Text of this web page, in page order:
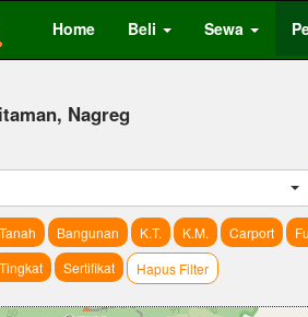
Home Beli Sewa
Nagreg
Bangunan K.T. K.M. Carport
Tingkat Sertifikat Hapus Filter